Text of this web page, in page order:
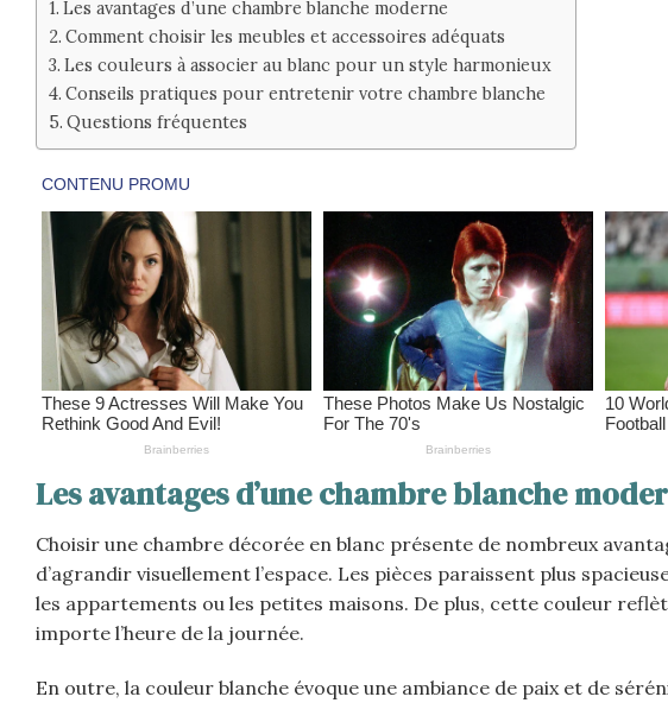
Les avantages d’une chambre blanche moderne
Comment choisir les meubles et accessoires adéquats
Les couleurs à associer au blanc pour un style harmonieux
Conseils pratiques pour entretenir votre chambre blanche
Questions fréquentes
Les avantages d’une chambre blanche
Choisir une chambre décorée en blanc présente de nombreux
d’agrandir visuellement l’espace. Les pièces paraissent plus
les appartements ou les petites maisons. De plus, cette couleur
importe l’heure de la journée.
En outre, la couleur blanche évoque une ambiance de paix et de